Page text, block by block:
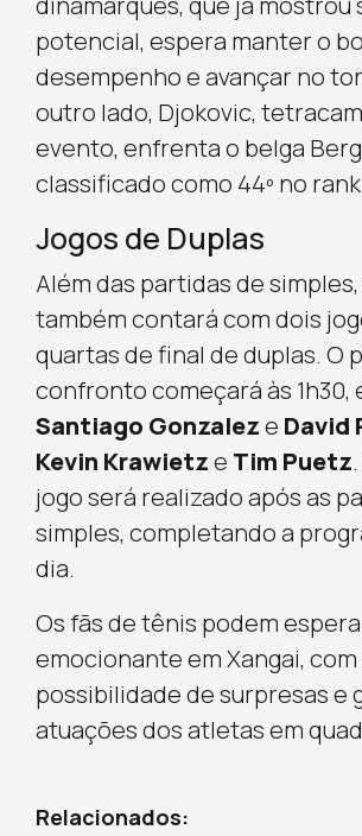
potencial, espera manter o
desempenho e avançar no
outro lado, Djokovic,
evento, enfrenta o belga
classificado como 44º no
Jogos de Duplas
Além das partidas de
também contará com dois
quartas de final de duplas. O
confronto começará às 1h30,
Santiago Gonzaleze David
Kevin Krawietze Tim Puetz
jogo será realizado após as
simples, completando a
dia.
Os fãs de tênis podem
emocionante em Xangai, com
possibilidade de surpresas e
atuações dos atletas em
Relacionados: